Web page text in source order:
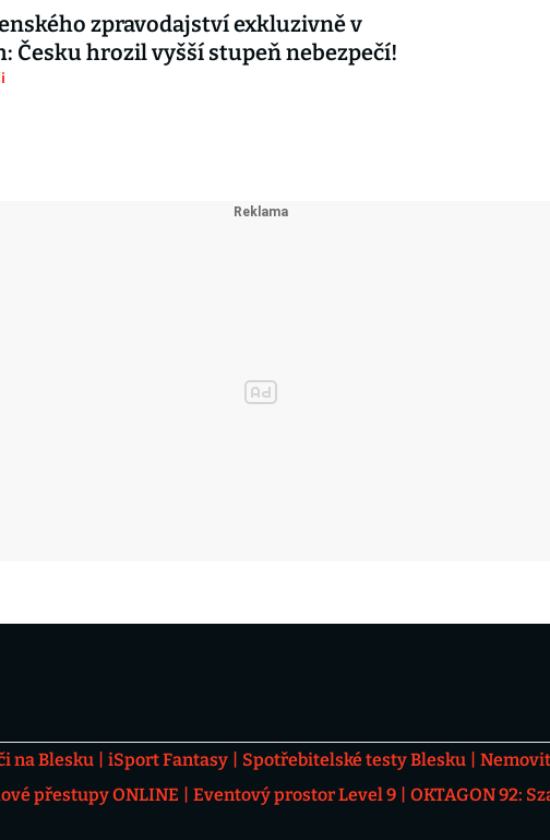
zpravodajství exkluzivně v
Česku hrozil vyšší stupeň nebezpečí!
na Blesku iSport Fantasy Spotřebitelské testy Blesku
přestupy ONLINE Eventový prostor Level 9 OKTAGON 92: